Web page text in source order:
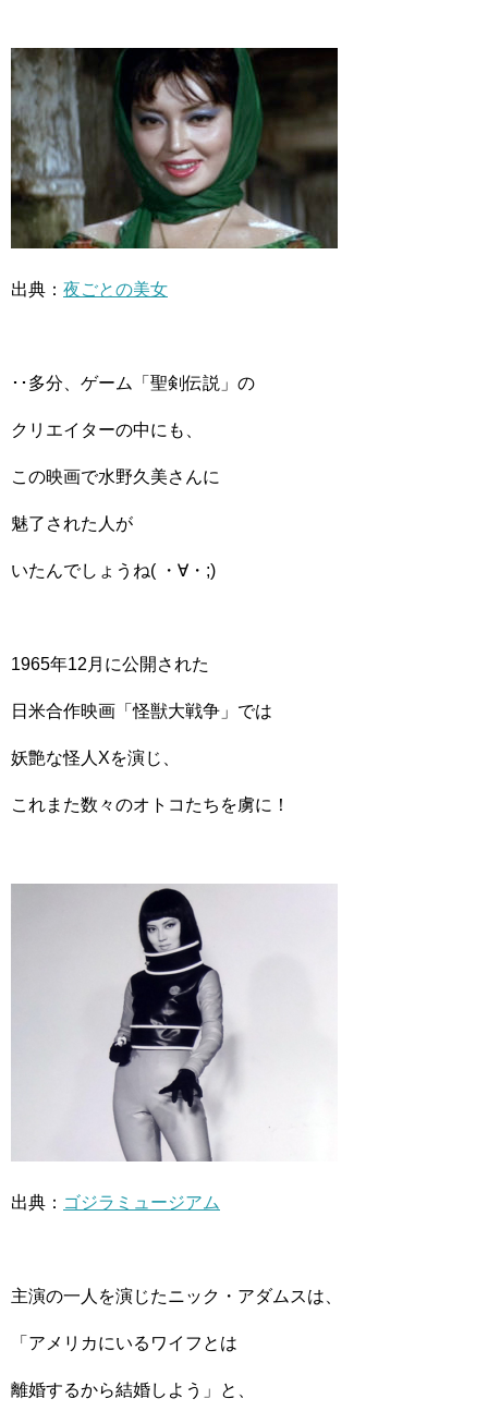
出典： 夜ごとの美女
･･多分、ゲーム「聖剣伝説」の
クリエイターの中にも、
この映画で水野久美さんに
魅了された人が
いたんでしょうね( ・∀・;)
1965年12月に公開された
日米合作映画「怪獣大戦争」では
妖艶な怪人Xを演じ、
これまた数々のオトコたちを虜に！
出典： ゴジラミュージアム
主演の一人を演じたニック・アダムスは、
「アメリカにいるワイフとは
離婚するから結婚しよう」と、